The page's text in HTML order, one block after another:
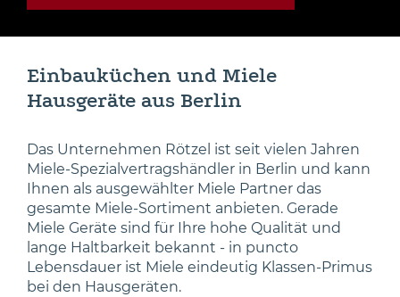
Einbauküchen und Miele
Hausgeräte aus Berlin
Das Unternehmen Rötzel ist seit vielen Jahren
Miele-Spezialvertragshändler in Berlin und kann
Ihnen als ausgewählter Miele Partner das
gesamte Miele-Sortiment anbieten. Gerade
Miele Geräte sind für Ihre hohe Qualität und
lange Haltbarkeit bekannt - in puncto
Lebensdauer ist Miele eindeutig Klassen-Primus
bei den Hausgeräten.